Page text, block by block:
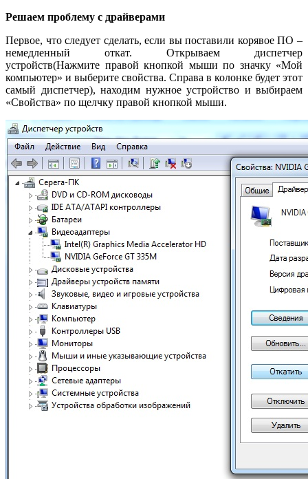
Решаем проблему с драйверами
Первое, что следует сделать, если вы поставили корявое ПО –
немедленный откат. Открываем диспетчер
устройств(Нажмите правой кнопкой мыши по значку «Мой
компьютер» и выберите свойства. Справа в колонке будет этот
самый диспетчер), находим нужное устройство и выбираем
«Свойства» по щелчку правой кнопкой мыши.